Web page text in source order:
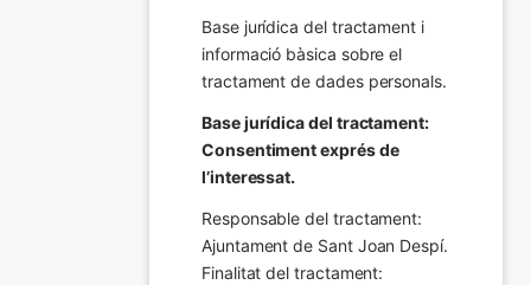
Base jurídica del tractament i
informació bàsica sobre el
tractament de dades personals.
Base jurídica del tractament:
Consentiment exprés de
l’interessat.
Responsable del tractament:
Ajuntament de Sant Joan Despí.
Finalitat del tractament: